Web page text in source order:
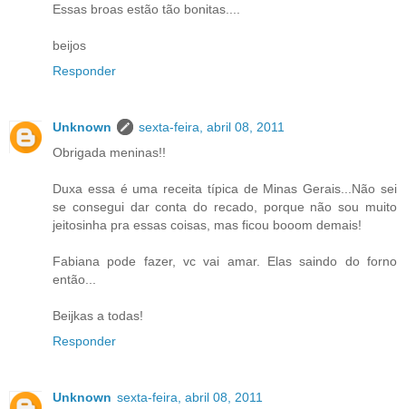
Essas broas estão tão bonitas....
beijos
Responder
Unknown
sexta-feira, abril 08, 2011
Obrigada meninas!!
Duxa essa é uma receita típica de Minas Gerais...Não sei
se consegui dar conta do recado, porque não sou muito
jeitosinha pra essas coisas, mas ficou booom demais!
Fabiana pode fazer, vc vai amar. Elas saindo do forno
então...
Beijkas a todas!
Responder
Unknown sexta-feira, abril 08, 2011